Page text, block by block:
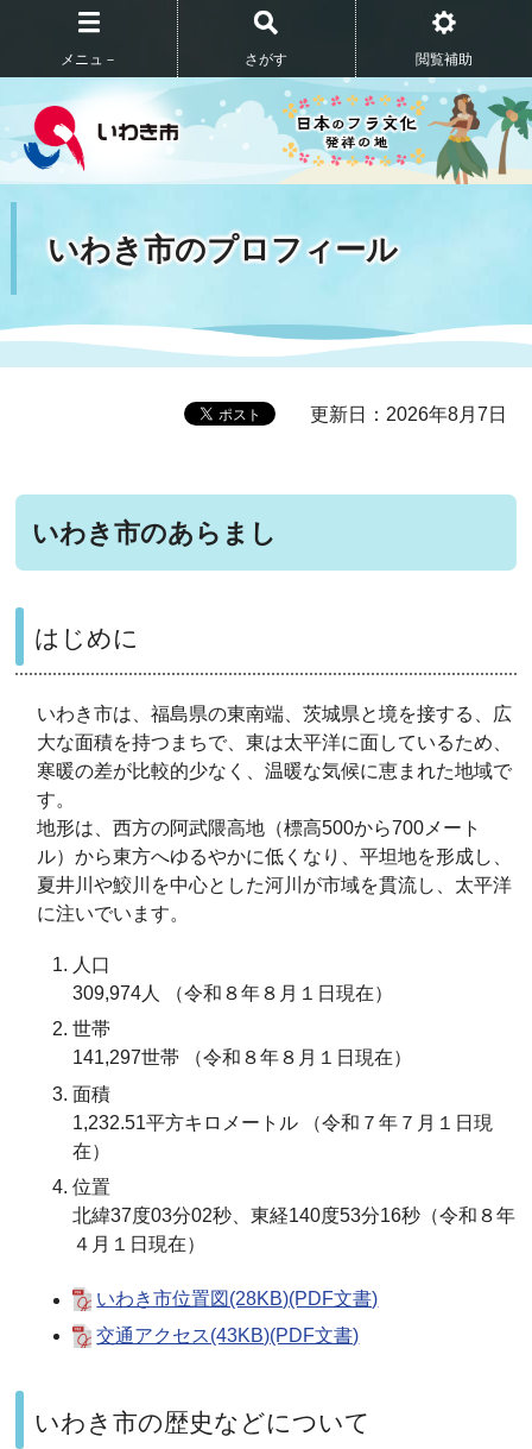
メニュ－ さがす 閲覧補助
いわき市のプロフィール
更新日：2026年8月7日
いわき市のあらまし
はじめに
いわき市は、福島県の東南端、茨城県と境を接する、広
大な面積を持つまちで、東は太平洋に面しているため、
寒暖の差が比較的少なく、温暖な気候に恵まれた地域で
す。
地形は、西方の阿武隈高地（標高500から700メート
ル）から東方へゆるやかに低くなり、平坦地を形成し、
夏井川や鮫川を中心とした河川が市域を貫流し、太平洋
に注いでいます。
人口
309,974人 （令和８年８月１日現在）
世帯
141,297世帯 （令和８年８月１日現在）
面積
1,232.51平方キロメートル （令和７年７月１日現
在）
位置
北緯37度03分02秒、東経140度53分16秒（令和８年
４月１日現在）
いわき市位置図(28KB)(PDF文書)
交通アクセス(43KB)(PDF文書)
いわき市の歴史などについて